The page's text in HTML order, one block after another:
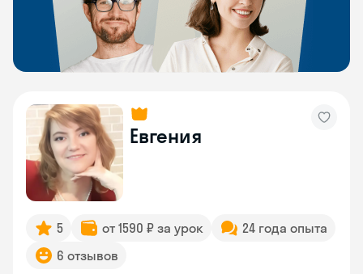
Евгения
5 от 1590 ₽ за урок
24 года опыта
6 отзывов